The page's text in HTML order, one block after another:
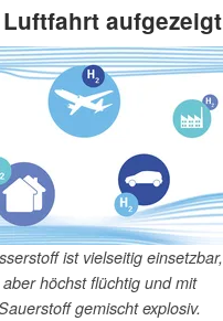
aufgezeigt
ist vielseitig einsetzbar,
aber höchst flüchtig und mit
gemischt explosiv.